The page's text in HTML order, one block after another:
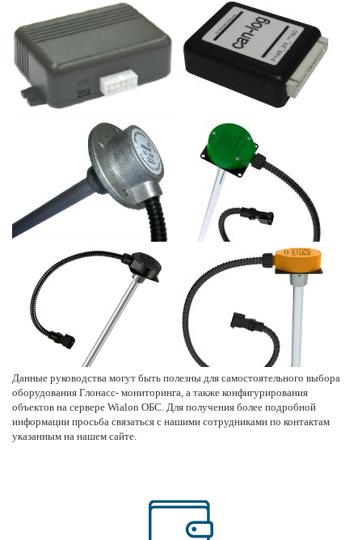
Данные руководства могут быть полезны для самостоятельного выбора
оборудования Глонасс- мониторинга, а также конфигурирования
объектов на сервере Wialon ОБС. Для получения более подробной
информации просьба связаться с нашими сотрудниками по контактам
указанным на нашем сайте.